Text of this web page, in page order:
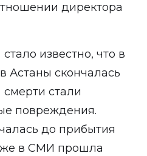
директора
известно, что в
Астаны скончалась
стали
повреждения.
до прибытия
в СМИ прошла